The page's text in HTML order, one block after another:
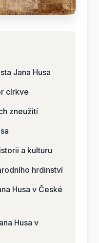
Jana Husa
církve
zneužití
a kulturu
hrdinství
Husa v České
Husa v